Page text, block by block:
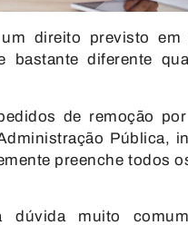
direito previsto em
bastante diferente
de remoção
Pública,
preenche todos
dúvida muito